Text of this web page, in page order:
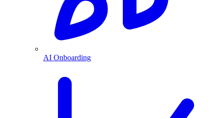
AI Onboarding